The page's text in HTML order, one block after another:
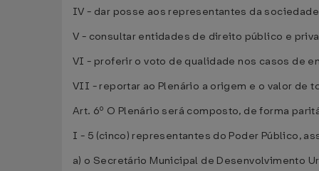
IV - dar posse aos representantes da
V - consultar entidades de direito público e
VI - proferir o voto de qualidade nos casos de
VII - reportar ao Plenário a origem e o valor de
Art. 6º O Plenário será composto, de forma
I - 5 (cinco) representantes do Poder Público,
a) o Secretário Municipal de Desenvolvimento